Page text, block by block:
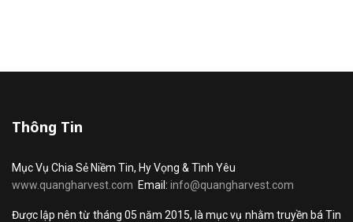
Thông Tin
Mục Vụ Chia Sẻ Niềm Tin, Hy Vọng & Tình Yêu
www.quangharvest.com Email: info@quangharvest.com
Được lập nên từ tháng 05 năm 2015, là mục vụ nhằm truyền bá Tin